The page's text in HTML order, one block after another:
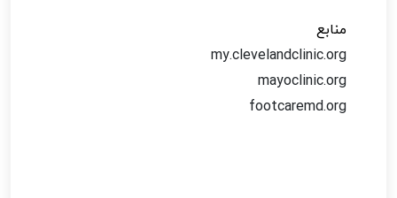
منابع
my.clevelandclinic.org
mayoclinic.org
footcaremd.org